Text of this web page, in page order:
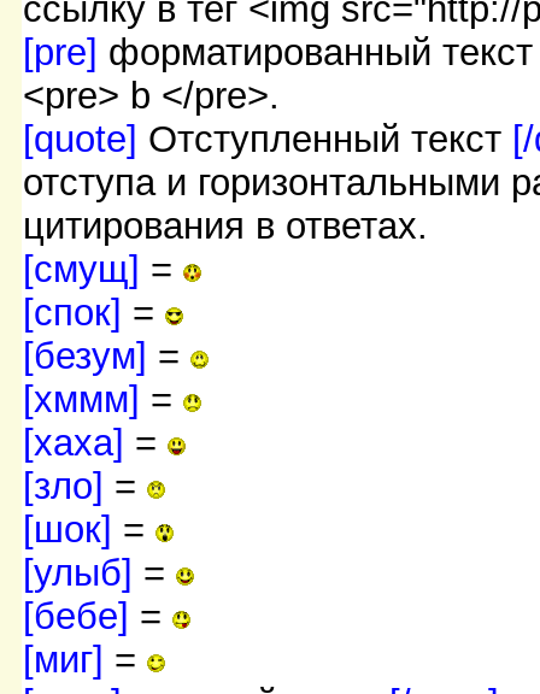
ссылку в тег <img
[pre] форматированный
<pre> b </pre>.
[quote] Отступленный текст
отступа и горизонтальными
цитирования в ответах.
[смущ] =
[спок] =
[безум] =
[хммм] =
[хаха] =
[зло] =
[шок] =
[улыб] =
[бебе] =
[миг] =